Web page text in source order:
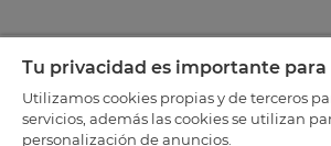
Tu privacidad es importante para
Utilizamos cookies propias y de terceros
servicios, además las cookies se utilizan
personalización de anuncios.